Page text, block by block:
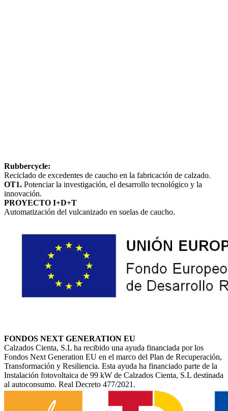
Rubbercycle:
Reciclado de excedentes de caucho en la fabricación de calzado.
OT1. Potenciar la investigación, el desarrollo tecnológico y la
innovación.
PROYECTO I+D+T
Automatización del vulcanizado en suelas de caucho.
FONDOS NEXT GENERATION EU
Calzados Cienta, S.L ha recibido una ayuda financiada por los
Fondos Next Generation EU en el marco del Plan de Recuperación,
Transformación y Resiliencia. Esta ayuda ha financiado parte de la
Instalación fotovoltaica de 99 kW de Calzados Cienta, S.L destinada
al autoconsumo. Real Decreto 477/2021.